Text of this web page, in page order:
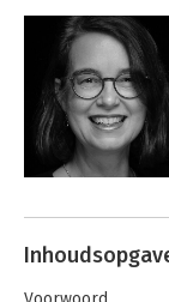
Andere
Voorn